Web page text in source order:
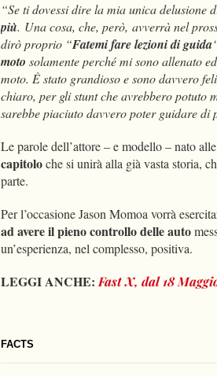
FACTS
“Se ti dovessi dire la mia unica delusione
più. Una cosa, che, però, avverrà nel
dirò proprio “Fatemi fare lezioni di guida
moto solamente perché mi sono allenato
moto. È stato grandioso e sono davvero
chiaro, per gli stunt che avrebbero potuto
sarebbe piaciuto davvero poter guidare di
Le parole dell’attore – e modello – nato
capitoloche si unirà alla già vasta storia,
parte.
Per l’occasione Jason Momoa vorrà
ad avere il pieno controllo delle auto
un’esperienza, nel complesso, positiva.
LEGGI ANCHE:Fast X, dal 18